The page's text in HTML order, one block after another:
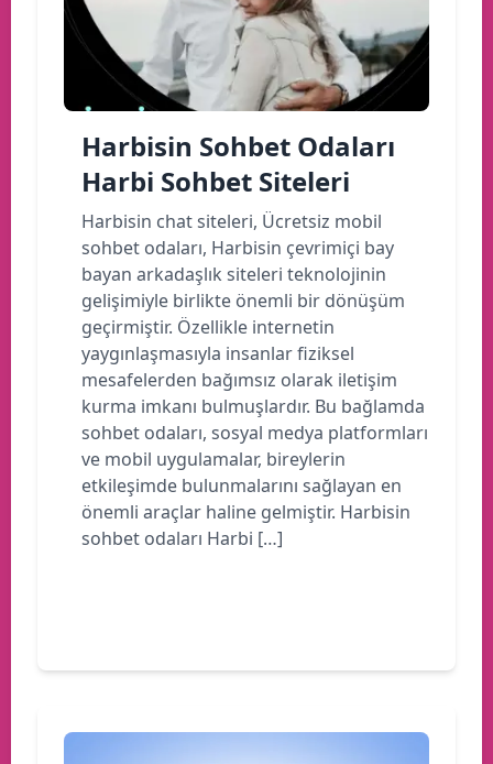
Harbisin Sohbet Odaları
Harbi Sohbet Siteleri
Harbisin chat siteleri, Ücretsiz mobil
sohbet odaları, Harbisin çevrimiçi bay
bayan arkadaşlık siteleri teknolojinin
gelişimiyle birlikte önemli bir dönüşüm
geçirmiştir. Özellikle internetin
yaygınlaşmasıyla insanlar fiziksel
mesafelerden bağımsız olarak iletişim
kurma imkanı bulmuşlardır. Bu bağlamda
sohbet odaları, sosyal medya platformları
ve mobil uygulamalar, bireylerin
etkileşimde bulunmalarını sağlayan en
önemli araçlar haline gelmiştir. Harbisin
sohbet odaları Harbi […]